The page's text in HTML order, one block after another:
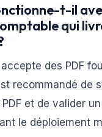
t-il
qui
des PDF
recommandé de
et de valider
le déploiement